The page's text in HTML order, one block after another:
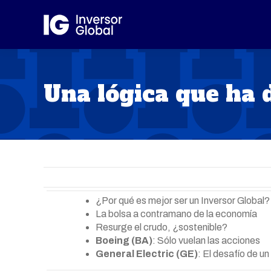
Una lógica que ha
¿Por qué es mejor ser un Inversor Global?
La bolsa a contramano de la economía
Resurge el crudo, ¿sostenible?
Boeing (BA): Sólo vuelan las acciones
General Electric (GE): El desafío de